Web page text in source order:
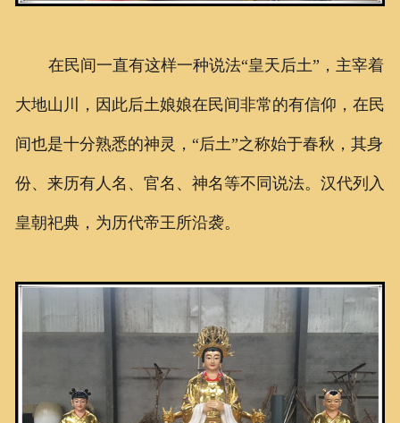
在民间一直有这样一种说法“皇天后土”，主宰着
大地山川，因此后土娘娘在民间非常的有信仰，在民
间也是十分熟悉的神灵，“后土”之称始于春秋，其身
份、来历有人名、官名、神名等不同说法。汉代列入
皇朝祀典，为历代帝王所沿袭。